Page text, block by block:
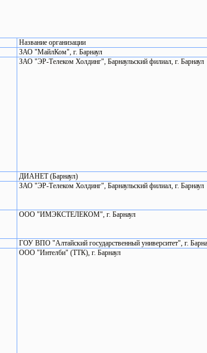
Название организации
ЗАО "МайлКом", г. Барнаул
ЗАО "ЭР-Телеком Холдинг", Барнаульский филиал, г. Барнаул
ДИАНЕТ (Барнаул)
ЗАО "ЭР-Телеком Холдинг", Барнаульский филиал, г. Барнаул
ООО "ИМЭКСТЕЛЕКОМ", г. Барнаул
ГОУ ВПО "Алтайский государственный университет", г.
ООО "Интелби" (ТТК), г. Барнаул